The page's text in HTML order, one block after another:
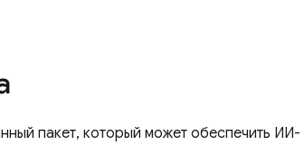
пакет, который может обеспечить ИИ-